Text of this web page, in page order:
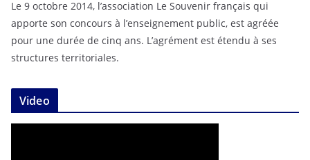
Le 9 octobre 2014, l’association Le Souvenir français qui
apporte son concours à l’enseignement public, est agréée
pour une durée de cinq ans. L’agrément est étendu à ses
structures territoriales.
Video